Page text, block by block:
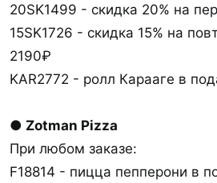
20SK1499 - скидка 20% на
15SK1726 - скидка 15% на
2190₽
KAR2772 - ролл Карааге в
● Zotman Pizza
При любом заказе:
F18814 - пицца пепперони в